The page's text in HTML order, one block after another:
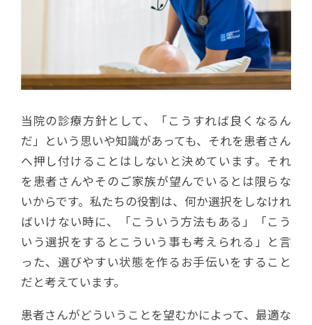
当院の診療方針として、「こうすれば良くなるん
だ」という思いや知識があっても、それを患者さん
へ押し付けることはしないと決めています。それ
を患者さんやそのご家族が望んでいるとは限らな
いからです。私たちの役割は、何か選択をしなけれ
ばいけない時に、「こういう方法もある」「こう
いう選択をするとこういう事も考えられる」と言
った、選びやすい状態を作るお手伝いをすること
だと考えています。
患者さんがどういうことを望むかによって、最適な